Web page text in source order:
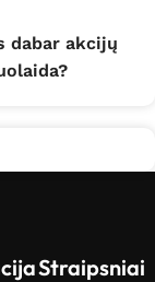
dabar akcijų
Straipsniai